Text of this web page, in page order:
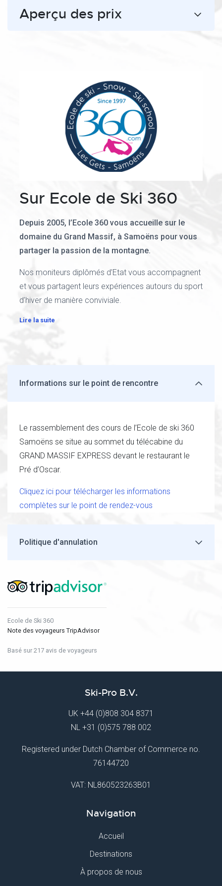
Aperçu des prix
Sur Ecole de Ski 360
Depuis 2005, l’Ecole 360 vous accueille sur le
domaine du Grand Massif, à Samoëns pour vous
partager la passion de la montagne.
Nos moniteurs diplômés d’Etat vous accompagnent
et vous partagent leurs expériences autours du sport
d’hiver de manière conviviale.
Lire la suite
Informations sur le point de rencontre
Le rassemblement des cours de l’Ecole de ski 360
Samoëns se situe au sommet du télécabine du
GRAND MASSIF EXPRESS devant le restaurant le
Pré d’Oscar.
Cliquez ici pour télécharger les informations
complètes sur le point de rendez-vous
Politique d'annulation
Ecole de Ski 360
Note des voyageurs TripAdvisor
Basé sur 217 avis de voyageurs
Ski-Pro B.V.
UK +44 (0)808 304 8371
NL +31 (0)575 788 002
Registered under Dutch Chamber of Commerce no.
76144720
VAT: NL860523263B01
Navigation
Accueil
Destinations
À propos de nous